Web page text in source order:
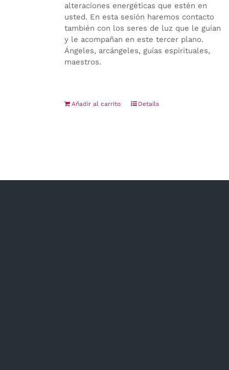
alteraciones energéticas que estén en
usted. En esta sesión haremos contacto
también con los seres de luz que le guían
y le acompañan en este tercer plano.
Ángeles, arcángeles, guías espirituales,
maestros.
Añadir al carrito Details